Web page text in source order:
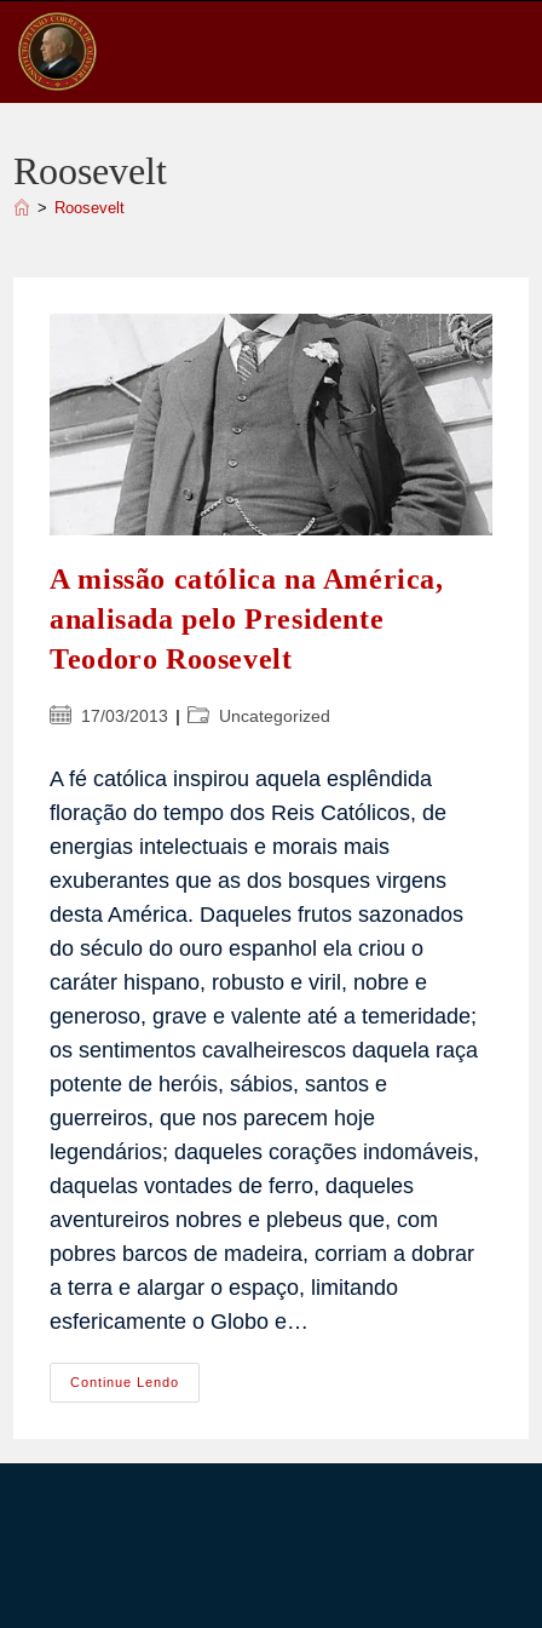
para
conteúdo
Roosevelt
> Roosevelt
A missão católica na América,
analisada pelo Presidente
Teodoro Roosevelt
Post17/03/2013
Categoria
Uncategorized
A fé católica inspirou aquela esplêndida
floração do tempo dos Reis Católicos, de
energias intelectuais e morais mais
exuberantes que as dos bosques virgens
desta América. Daqueles frutos sazonados
do século do ouro espanhol ela criou o
caráter hispano, robusto e viril, nobre e
generoso, grave e valente até a temeridade;
os sentimentos cavalheirescos daquela raça
potente de heróis, sábios, santos e
guerreiros, que nos parecem hoje
legendários; daqueles corações indomáveis,
daquelas vontades de ferro, daqueles
aventureiros nobres e plebeus que, com
pobres barcos de madeira, corriam a dobrar
a terra e alargar o espaço, limitando
esfericamente o Globo e…
Continue Lendo
Missão
Analisada